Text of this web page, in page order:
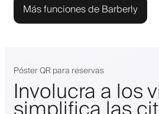
Más funciones de Barberly
Póster QR para reservas
Involucra a los